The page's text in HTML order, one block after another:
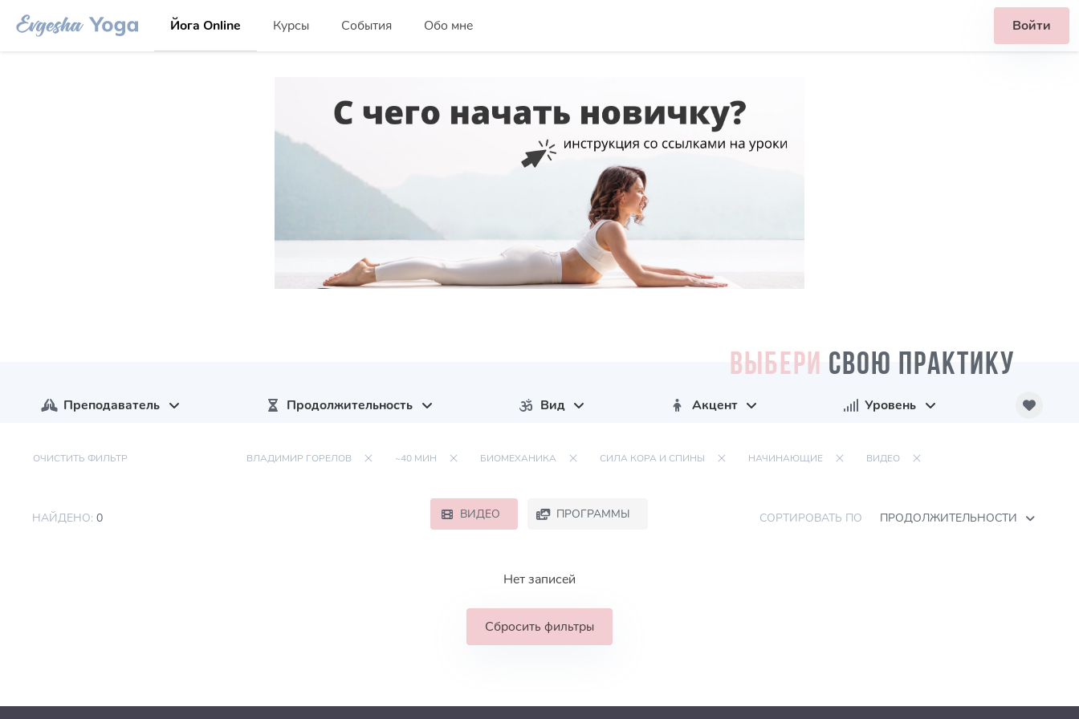
Йога Online Курсы События Обо мне Войти
ВЫБЕРИ СВОЮ ПРАКТИКУ
Преподаватель Продолжительность Вид Акцент Уровень
ОЧИСТИТЬ ФИЛЬТР ВЛАДИМИР ГОРЕЛОВ ~40 МИН БИОМЕХАНИКА СИЛА КОРА И СПИНЫ НАЧИНАЮЩИЕ ВИДЕО
НАЙДЕНО: 0 ВИДЕО ПРОГРАММЫ СОРТИРОВАТЬ ПО ПРОДОЛЖИТЕЛЬНОСТИ
Нет записей
Сбросить фильтры